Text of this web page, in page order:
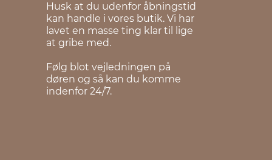
Husk at du udenfor åbningstid
kan handle i vores butik. Vi har
lavet en masse ting klar til lige
at gribe med.
Følg blot vejledningen på
døren og så kan du komme
indenfor 24/7.